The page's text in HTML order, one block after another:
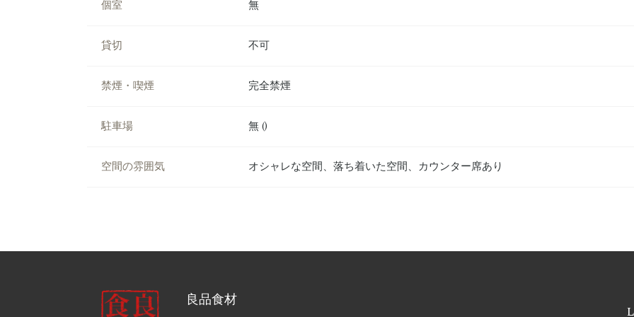
個室 無
貸切 不可
禁煙・喫煙 完全禁煙
駐車場 無 ()
空間の雰囲気 オシャレな空間、落ち着いた空間、カウンター席あり
良品食材